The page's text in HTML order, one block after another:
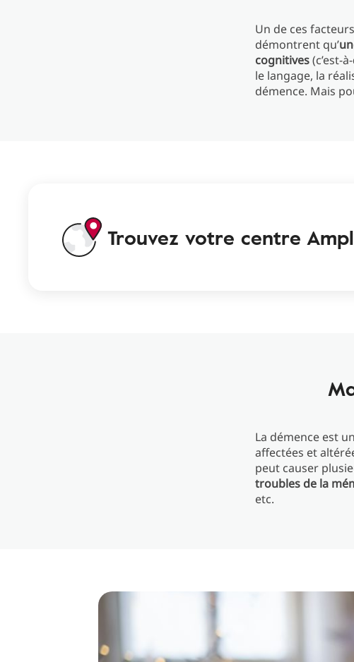
Un de ces
démontrent qu’
cognitives(c’est-
le langage, la
démence. Mais
Trouvez votre centre
La démence est
affectées et
peut causer
troubles de la
etc.